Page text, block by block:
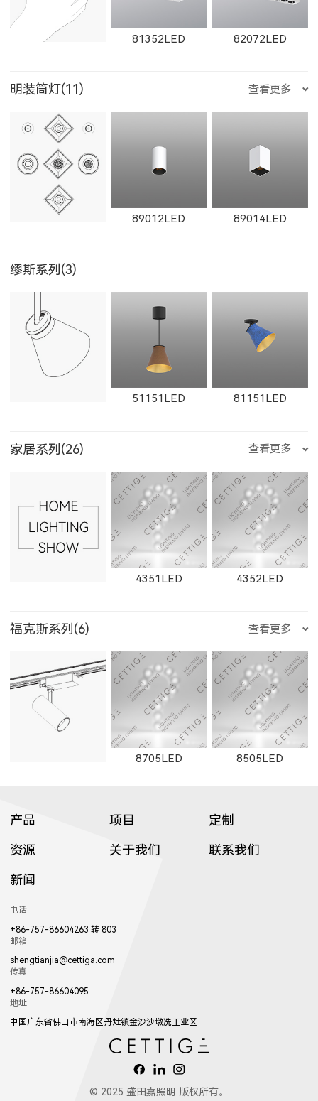
81352LED 82072LED
明装筒灯(11) 查看更多
89012LED 89014LED
8906LED 89013LED 8901LED
89015LED 8902LED
缪斯系列(3)
51151LED 81151LED
81152LED
家居系列(26) 查看更多
4351LED 4352LED
4353LED 8352LED 8351LED
8607
8603
福克斯系列(6) 查看更多
8705LED 8505LED
8354LED
8503LED
产品 项目
定制
资源
关于我们
联系我们
新闻
电话
+86-757-86604263 转 803
邮箱
shengtianjia@cettiga.com
传真
+86-757-86604095
地址
中国广东省佛山市南海区丹灶镇金沙沙墩冼工业区
© 2025 盛田嘉照明 版权所有。